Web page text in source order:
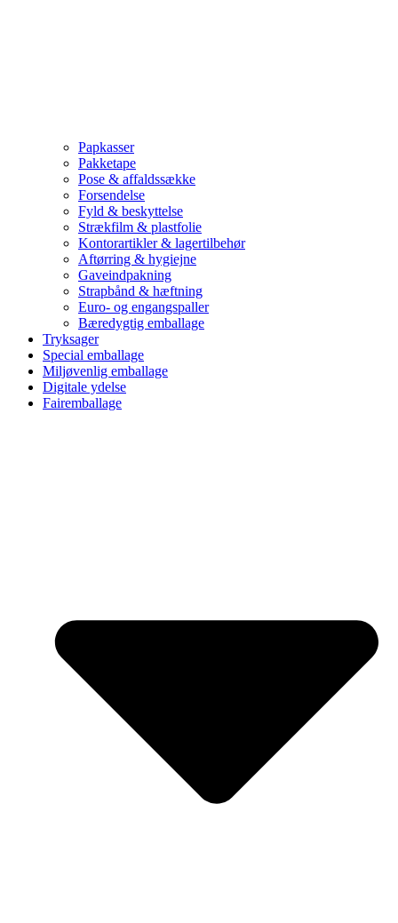
Papkasser
Pakketape
Pose & affaldssække
Forsendelse
Fyld & beskyttelse
Strækfilm & plastfolie
Kontorartikler & lagertilbehør
Aftørring & hygiejne
Gaveindpakning
Strapbånd & hæftning
Euro- og engangspaller
Bæredygtig emballage
Tryksager
Special emballage
Miljøvenlig emballage
Digitale ydelse
Fairemballage